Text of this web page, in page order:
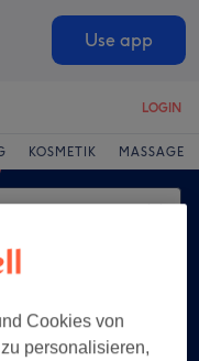
Use app
LOGIN
KOSMETIK MASSAGE
Cookies von
personalisieren,